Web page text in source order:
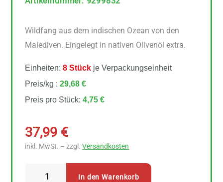
Wildfang aus dem indischen Ozean von den
Malediven. Eingelegt in nativen Olivenöl extra.
Einheiten:8 Stück je Verpackungseinheit
Preis/kg :29,68 €
Preis pro Stück:4,75 €
37,99 €
inkl. MwSt. – zzgl.Versandkosten
In den Warenkorb